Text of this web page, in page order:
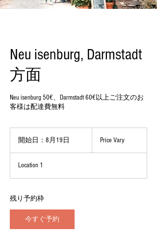
Neu isenburg, Darmstadt
方面
Neu isenburg 50€、Darmstadt 60€以上ご注文のお
客様は配達費無料
開始日：8月19日
8
Price Vary
Location 1
残り予約枠
今すぐ予約